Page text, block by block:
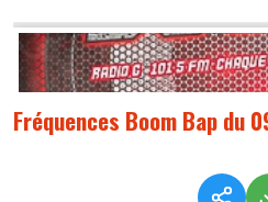
Fréquences Boom Bap du